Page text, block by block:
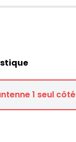
1 seul côté